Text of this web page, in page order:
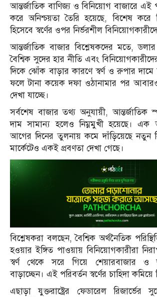
আন্তর্জাতিক বাণিজ্য ও বিনিয়োগ বাজারে
করে অনিশ্চয়তা তৈরি হয়েছে, বিশেষ করে
হিসেবে স্বর্ণের ওপর নির্ভরশীল
আন্তর্জাতিক বাজার বিশ্লেষকদের মতে,
বৈশ্বিক সুদের হার নীতি এবং
দিকে ঝোঁক বাড়ার কারণে স্বর্ণ ও রুপার দামে
ফলে টানা কয়েক দফা ওঠানামার পর আবারও
দেখা যাচ্ছে।
সর্বশেষ বাজার তথ্য অনুযায়ী, আন্তর্জাতিক
দাম সামান্য হলেও নিম্নমুখী হয়েছে। এক
আগের দিনের তুলনায় কমে দাঁড়িয়েছে নতুন
মার্কেটেও একই প্রবণতা দেখা গেছে।
বিশ্লেষকরা বলছেন, বৈশ্বিক অর্থনৈতিক
হওয়ার ইঙ্গিত পাওয়ায় বিনিয়োগকারীরা
স্বর্ণ থেকে সরে গিয়ে শেয়ারবাজার ও
বাড়াচ্ছেন। এই পরিবর্তন স্বর্ণের চাহিদা কমিয়ে
এছাড়া যুক্তরাষ্ট্রের ফেডারেল রিজার্ভের